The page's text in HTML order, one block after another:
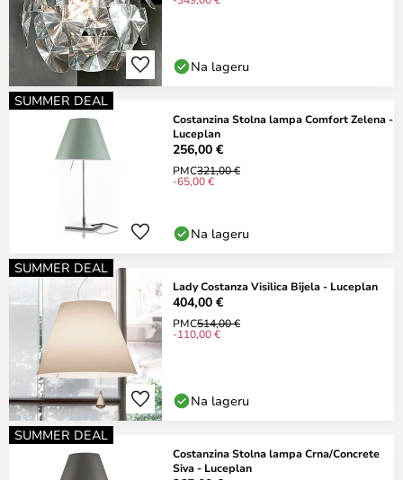
Na lageru
SUMMER DEAL
Costanzina Stolna lampa Comfort Zelena -
Luceplan
256,00 €
PMC321,00 €
-65,00 €
Na lageru
SUMMER DEAL
Lady Costanza Visilica Bijela - Luceplan
404,00 €
PMC514,00 €
-110,00 €
Na lageru
SUMMER DEAL
Costanzina Stolna lampa Crna/Concrete
Siva - Luceplan